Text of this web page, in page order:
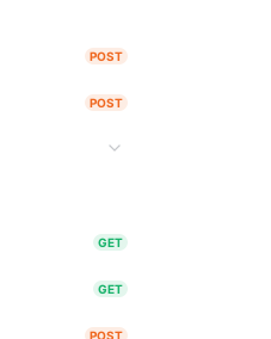
POST
POST
GET
GET
POST